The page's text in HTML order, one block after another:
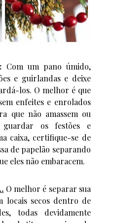
Com um pano úmido,
e guirlandas e deixe
los. O melhor é que
enfeites e enrolados
que não amassem ou
guardar os festões e
caixa, certifique-se de
de papelão separando
eles não embaracem.
O melhor é separar sua
locais secos dentro de
todas devidamente